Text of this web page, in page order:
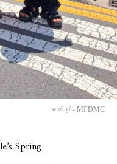
ဓာတ်ပုံ - MFDMC
Spring